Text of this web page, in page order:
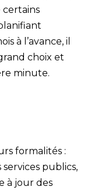
certains
à l’avance, il
choix et
minute.
formalités :
publics,
à jour des